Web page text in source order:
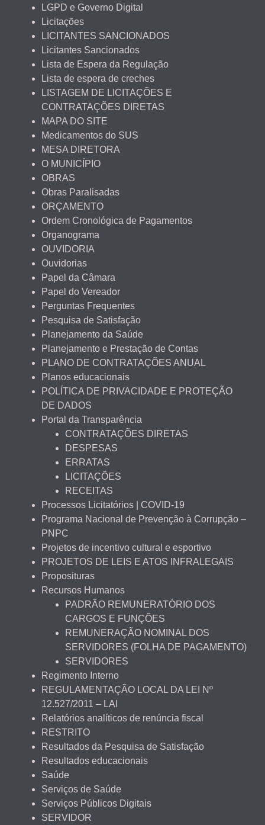
LGPD e Governo Digital
Licitações
LICITANTES SANCIONADOS
Licitantes Sancionados
Lista de Espera da Regulação
Lista de espera de creches
LISTAGEM DE LICITAÇÕES E
CONTRATAÇÕES DIRETAS
MAPA DO SITE
Medicamentos do SUS
MESA DIRETORA
O MUNICÍPIO
OBRAS
Obras Paralisadas
ORÇAMENTO
Ordem Cronológica de Pagamentos
Organograma
OUVIDORIA
Ouvidorias
Papel da Câmara
Papel do Vereador
Perguntas Frequentes
Pesquisa de Satisfação
Planejamento da Saúde
Planejamento e Prestação de Contas
PLANO DE CONTRATAÇÕES ANUAL
Planos educacionais
POLÍTICA DE PRIVACIDADE E PROTEÇÃO
DE DADOS
Portal da Transparência
CONTRATAÇÕES DIRETAS
DESPESAS
ERRATAS
LICITAÇÕES
RECEITAS
Processos Licitatórios | COVID-19
Programa Nacional de Prevenção à Corrupção –
PNPC
Projetos de incentivo cultural e esportivo
PROJETOS DE LEIS E ATOS INFRALEGAIS
Proposituras
Recursos Humanos
PADRÃO REMUNERATÓRIO DOS
CARGOS E FUNÇÕES
REMUNERAÇÃO NOMINAL DOS
SERVIDORES (FOLHA DE PAGAMENTO)
SERVIDORES
Regimento Interno
REGULAMENTAÇÃO LOCAL DA LEI Nº
12.527/2011 – LAI
Relatórios analíticos de renúncia fiscal
RESTRITO
Resultados da Pesquisa de Satisfação
Resultados educacionais
Saúde
Serviços de Saúde
Serviços Públicos Digitais
SERVIDOR